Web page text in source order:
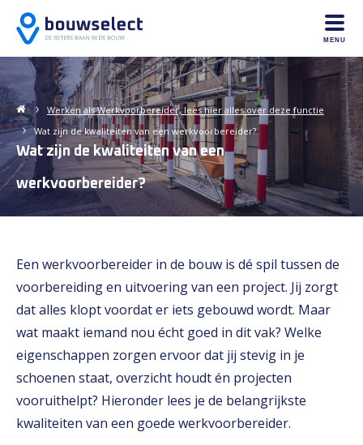
MENU
Werken als Werkvoorbereider, lees hier alles over deze functie
Wat zijn de kwaliteiten van een werkvoorbereider?
Wat zijn de kwaliteiten van een
werkvoorbereider?
Een werkvoorbereider in de bouw is dé spil tussen de
voorbereiding en uitvoering van een project. Jij zorgt
dat alles klopt voordat er iets gebouwd wordt. Maar
wat maakt iemand nou écht goed in dit vak? Welke
eigenschappen zorgen ervoor dat jij stevig in je
schoenen staat, overzicht houdt én projecten
vooruithelpt? Hieronder lees je de belangrijkste
kwaliteiten van een goede werkvoorbereider.